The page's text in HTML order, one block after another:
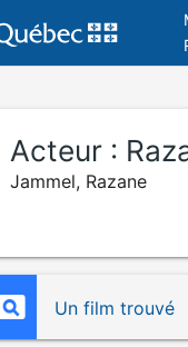
Acteur :
Jammel, Razane
Un film trouvé